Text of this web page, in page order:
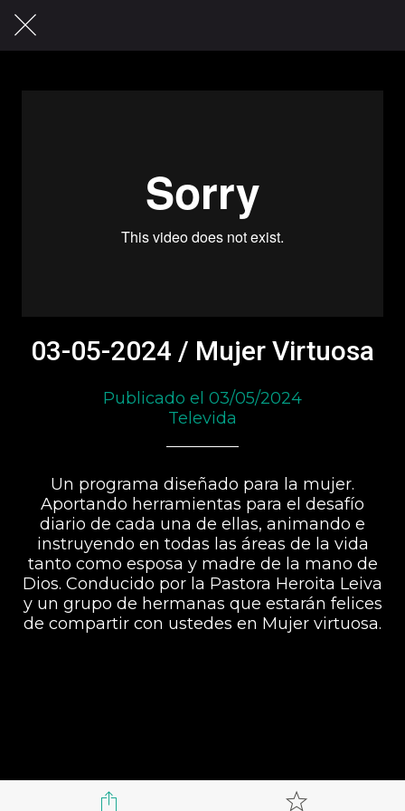
03-05-2024 / Mujer Virtuosa
Publicado el 03/05/2024
Televida
Un programa diseñado para la mujer.
Aportando herramientas para el desafío
diario de cada una de ellas, animando e
instruyendo en todas las áreas de la vida
tanto como esposa y madre de la mano de
Dios. Conducido por la Pastora Heroita Leiva
y un grupo de hermanas que estarán felices
de compartir con ustedes en Mujer virtuosa.